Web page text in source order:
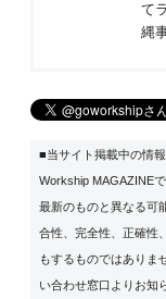
て
縄
■当サイト掲載中の情
Workship MAGAZINE
最新のものと異なる可
合性、完全性、正確性
もするものではありま
い合わせ窓口よりお知